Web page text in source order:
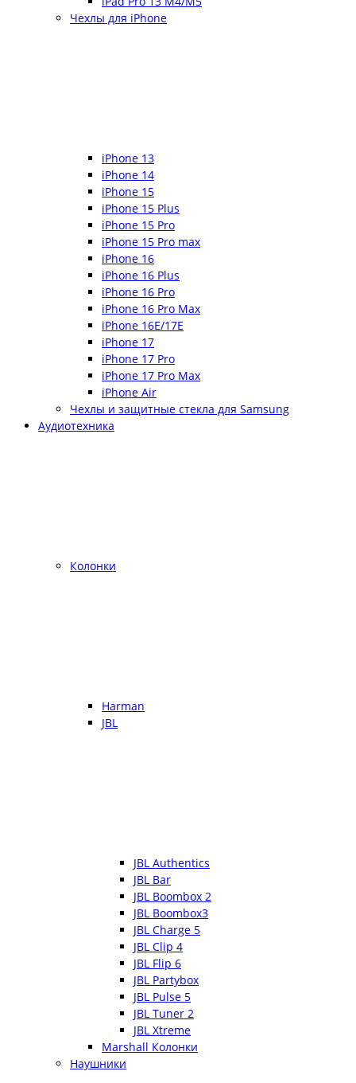
Чехлы для iPhone
iPhone 13
iPhone 14
iPhone 15
iPhone 15 Plus
iPhone 15 Pro
iPhone 15 Pro max
iPhone 16
iPhone 16 Plus
iPhone 16 Pro
iPhone 16 Pro Max
iPhone 16E/17E
iPhone 17
iPhone 17 Pro
iPhone 17 Pro Max
iPhone Air
Чехлы и защитные стекла для Samsung
Аудиотехника
Колонки
Harman
JBL
JBL Authentics
JBL Bar
JBL Boombox 2
JBL Boombox3
JBL Charge 5
JBL Clip 4
JBL Flip 6
JBL Partybox
JBL Pulse 5
JBL Tuner 2
JBL Xtreme
Marshall Колонки
Наушники